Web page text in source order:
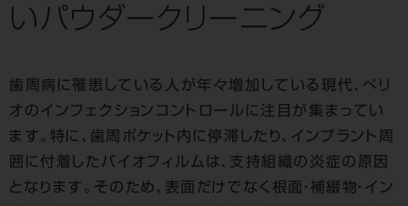
いパウダークリーニング
歯周病に罹患している人が年々増加している現代、ぺリ
オのインフェクションコントロールに注目が集まってい
ます。特に、歯周ポケット内に停滞したり、インプラント周
囲に付着したバイオフィルムは、支持組織の炎症の原因
となります。そのため、表面だけでなく根面・補綴物・イン